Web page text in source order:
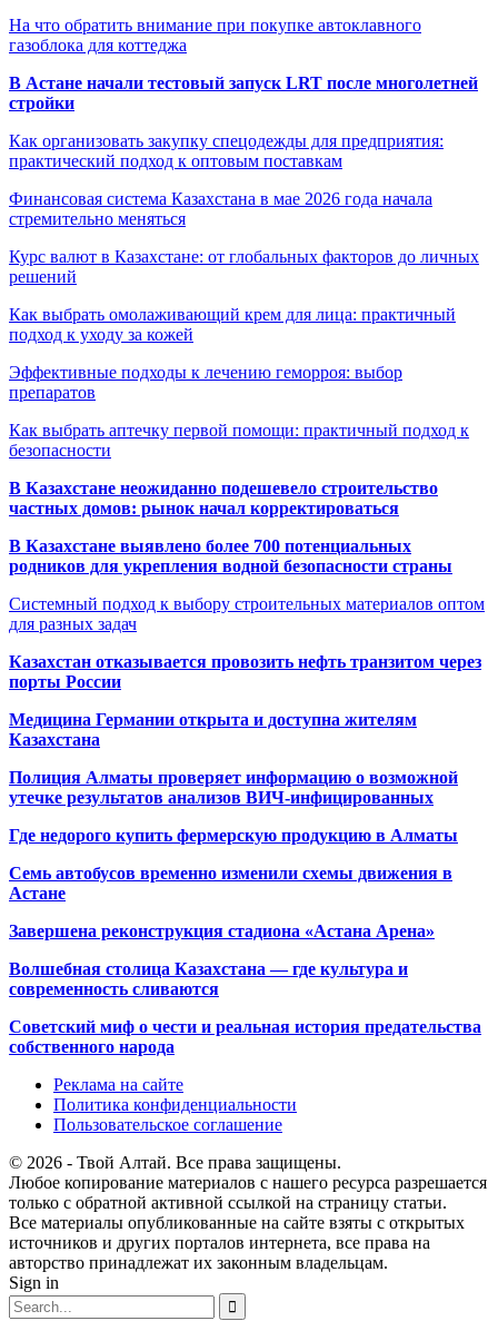
На что обратить внимание при покупке автоклавного
газоблока для коттеджа
В Астане начали тестовый запуск LRT после многолетней
стройки
Как организовать закупку спецодежды для предприятия:
практический подход к оптовым поставкам
Финансовая система Казахстана в мае 2026 года начала
стремительно меняться
Курс валют в Казахстане: от глобальных факторов до личных
решений
Как выбрать омолаживающий крем для лица: практичный
подход к уходу за кожей
Эффективные подходы к лечению геморроя: выбор
препаратов
Как выбрать аптечку первой помощи: практичный подход к
безопасности
В Казахстане неожиданно подешевело строительство
частных домов: рынок начал корректироваться
В Казахстане выявлено более 700 потенциальных
родников для укрепления водной безопасности страны
Системный подход к выбору строительных материалов оптом
для разных задач
Казахстан отказывается провозить нефть транзитом через
порты России
Медицина Германии открыта и доступна жителям
Казахстана
Полиция Алматы проверяет информацию о возможной
утечке результатов анализов ВИЧ-инфицированных
Где недорого купить фермерскую продукцию в Алматы
Семь автобусов временно изменили схемы движения в
Астане
Завершена реконструкция стадиона «Астана Арена»
Волшебная столица Казахстана — где культура и
современность сливаются
Советский миф о чести и реальная история предательства
собственного народа
Реклама на сайте
Политика конфиденциальности
Пользовательское соглашение
© 2026 - Твой Алтай. Все права защищены.
Любое копирование материалов с нашего ресурса разрешается
только с обратной активной ссылкой на страницу статьи.
Все материалы опубликованные на сайте взяты с открытых
источников и других порталов интернета, все права на
авторство принадлежат их законным владельцам.
Sign in